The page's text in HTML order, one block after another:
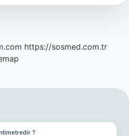
https://sosmed.com.tr
?